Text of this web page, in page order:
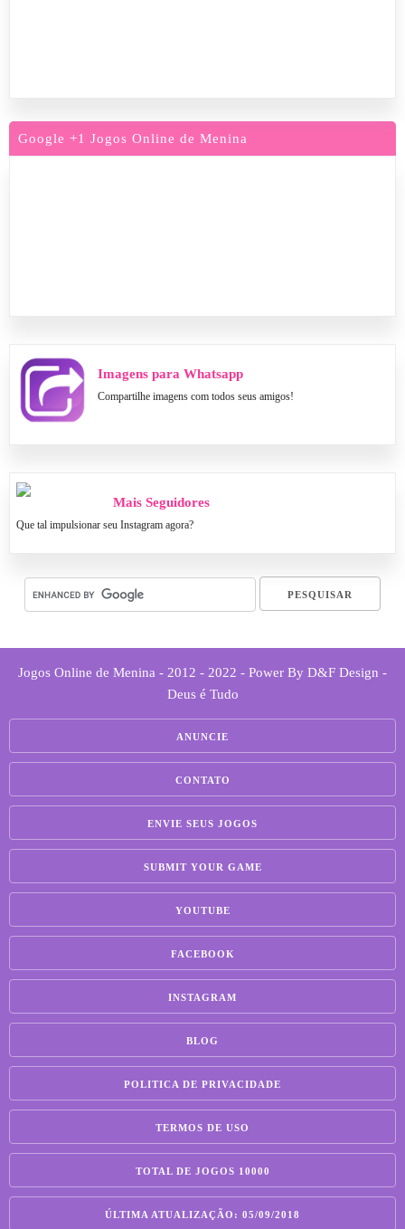
Google +1 Jogos Online de Menina
Imagens para Whatsapp
Compartilhe imagens com todos seus amigos!
Mais Seguidores
Que tal impulsionar seu Instagram agora?
Jogos Online de Menina - 2012 - 2022 - Power By D&F Design -
Deus é Tudo
ANUNCIE
CONTATO
ENVIE SEUS JOGOS
SUBMIT YOUR GAME
YOUTUBE
FACEBOOK
INSTAGRAM
BLOG
POLITICA DE PRIVACIDADE
TERMOS DE USO
TOTAL DE JOGOS 10000
ÚLTIMA ATUALIZAÇÃO: 05/09/2018